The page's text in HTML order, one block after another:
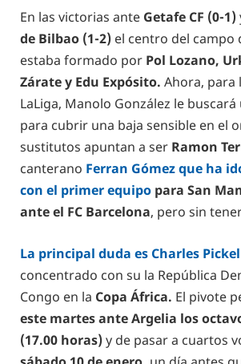
En las victorias ante Getafe CF (0-1)
de Bilbao (1-2) el centro del campo
estaba formado por Pol Lozano,
Zárate y Edu Expósito. Ahora, para
LaLiga, Manolo González le buscará
para cubrir una baja sensible en el
sustitutos apuntan a ser Ramon
canterano Ferran Gómez que ha
con el primer equipo para San
ante el FC Barcelona, pero sin
La principal duda es Charles Pickel
concentrado con su la República
Congo en la Copa África. El pivote
este martes ante Argelia los
(17.00 horas) y de pasar a cuartos